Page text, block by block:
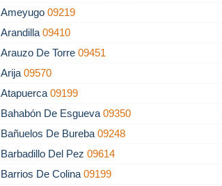
Ameyugo09219
Arandilla09410
Arauzo De Torre09451
Arija09570
Atapuerca09199
Bahabón De Esgueva09350
Bañuelos De Bureba09248
Barbadillo Del Pez09614
Barrios De Colina09199